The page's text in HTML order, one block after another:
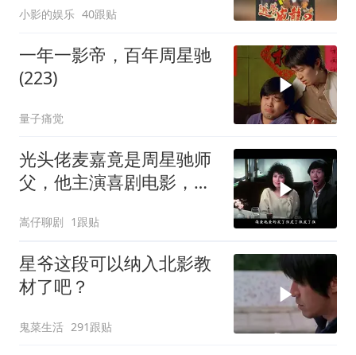
小影的娱乐 40跟贴
一年一影帝，百年周星驰
(223)
量子痛觉
光头佬麦嘉竟是周星驰师
父，他主演喜剧电影，承
嵩仔聊剧 1跟贴
星爷这段可以纳入北影教
材了吧？
鬼菜生活 291跟贴